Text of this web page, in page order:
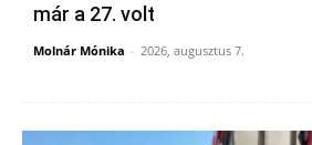
már a 27. volt
Molnár Mónika - 2026, augusztus 7.